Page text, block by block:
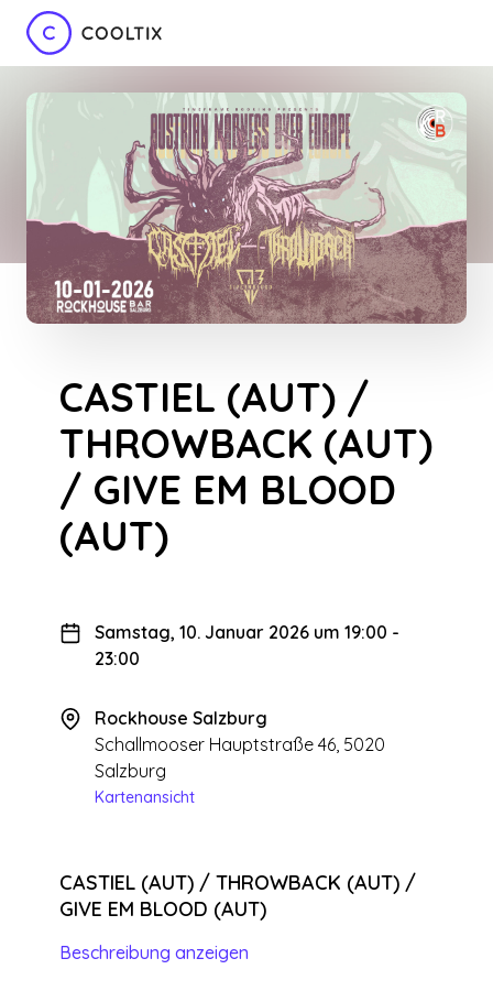
CASTIEL (AUT) /
THROWBACK (AUT)
/ GIVE EM BLOOD
(AUT)
Samstag, 10. Januar 2026 um 19:00 -
23:00
Rockhouse Salzburg
Schallmooser Hauptstraße 46, 5020
Salzburg
Kartenansicht
CASTIEL (AUT) / THROWBACK (AUT) /
GIVE EM BLOOD (AUT)
Beschreibung anzeigen